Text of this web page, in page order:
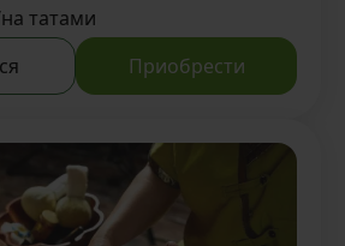
30 мин
15 мин
ароматный чай и
татами
Приобрести